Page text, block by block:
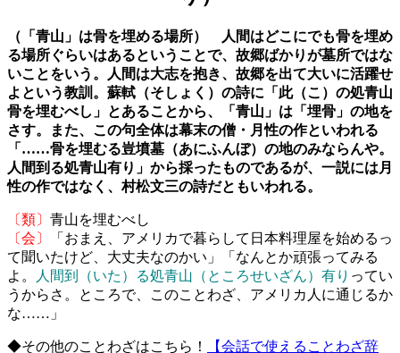
（「青山」は骨を埋める場所） 人間はどこにでも骨を埋め
る場所ぐらいはあるということで、故郷ばかりが墓所ではな
いことをいう。人間は大志を抱き、故郷を出て大いに活躍せ
よという教訓。蘇軾（そしょく）の詩に「此（こ）の処青山
骨を埋むべし」とあることから、「青山」は「埋骨」の地を
さす。また、この句全体は幕末の僧・月性の作といわれる
「……骨を埋むる豈墳墓（あにふんぼ）の地のみならんや。
人間到る処青山有り」から採ったものであるが、一説には月
性の作ではなく、村松文三の詩だともいわれる。
〔類〕 青山を埋むべし
〔会〕
「おまえ、アメリカで暮らして日本料理屋を始めるっ
て聞いたけど、大丈夫なのかい」「なんとか頑張ってみる
よ。
人間到（いた）る処青山（ところせいざん）有り ってい
うからさ。ところで、このことわざ、アメリカ人に通じるか
な……」
◆その他のことわざはこちら！
【会話で使えることわざ辞